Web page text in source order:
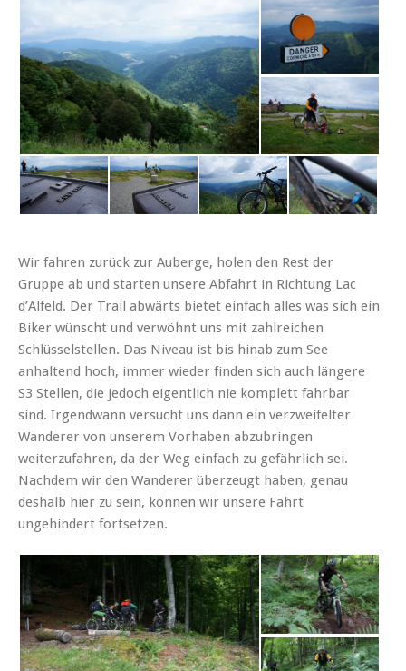
Wir fahren zurück zur Auberge, holen den Rest der
Gruppe ab und starten unsere Abfahrt in Richtung Lac
d’Alfeld. Der Trail abwärts bietet einfach alles was sich ein
Biker wünscht und verwöhnt uns mit zahlreichen
Schlüsselstellen. Das Niveau ist bis hinab zum See
anhaltend hoch, immer wieder finden sich auch längere
S3 Stellen, die jedoch eigentlich nie komplett fahrbar
sind. Irgendwann versucht uns dann ein verzweifelter
Wanderer von unserem Vorhaben abzubringen
weiterzufahren, da der Weg einfach zu gefährlich sei.
Nachdem wir den Wanderer überzeugt haben, genau
deshalb hier zu sein, können wir unsere Fahrt
ungehindert fortsetzen.